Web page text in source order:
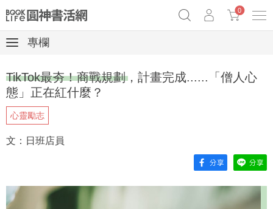
Netflix話題章魚小說！
0
專欄
TikTok最夯！商戰規劃，計畫完成......「僧人心
態」正在紅什麼？
心靈勵志
文：日班店員